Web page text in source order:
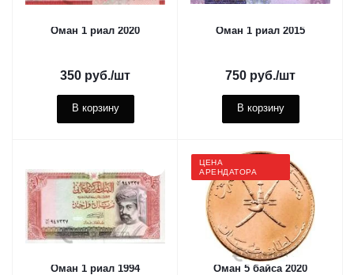
Оман 1 риал 2020
350 руб./шт
В корзину
Оман 1 риал 2015
750 руб./шт
В корзину
Оман 1 риал 1994
ЦЕНА
АРЕНДАТОРА
Оман 5 байса 2020